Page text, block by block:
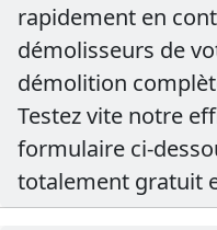
rapidement en
démolisseurs de
démolition
Testez vite notre
formulaire ci-
totalement gratuit